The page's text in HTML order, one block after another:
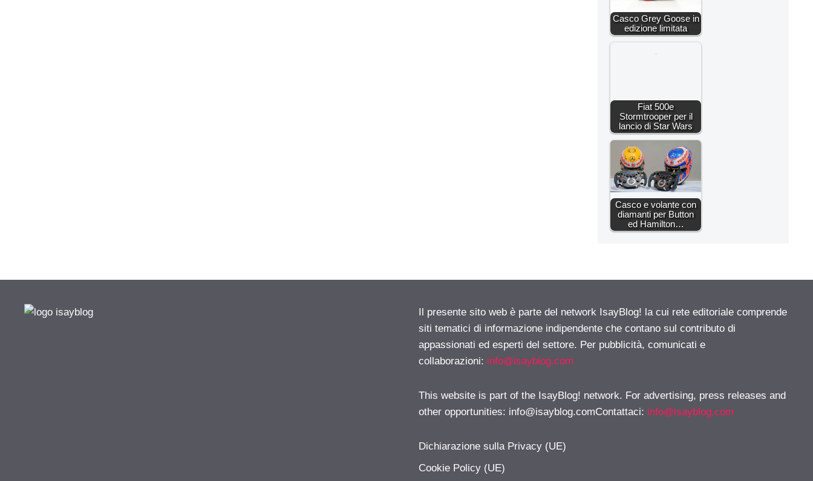
Casco Grey Goose in
edizione limitata
Fiat 500e
Stormtrooper per il
lancio di Star Wars
Casco e volante con
diamanti per Button
ed Hamilton…
Il presente sito web è parte del network IsayBlog! la cui rete editoriale comprende
siti tematici di informazione indipendente che contano sul contributo di
appassionati ed esperti del settore. Per pubblicità, comunicati e
collaborazioni: info@isayblog.com
This website is part of the IsayBlog! network. For advertising, press releases and
other opportunities: info@isayblog.comContattaci: info@isayblog.com
Dichiarazione sulla Privacy (UE)
Cookie Policy (UE)